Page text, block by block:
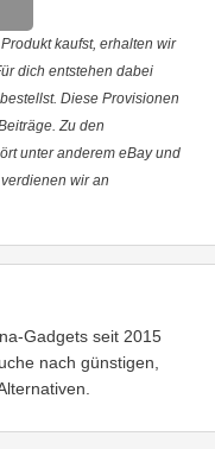
kaufst, erhalten wir
dich entstehen dabei
Diese Provisionen
Zu den
unter anderem eBay und
wir an
Gadgets seit 2015
nach günstigen,